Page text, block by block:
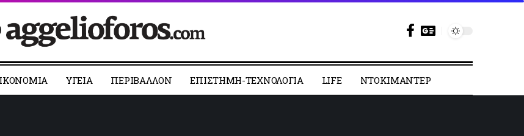
YΓΕΙΑ ΠΕΡΙΒΑΛΛΟΝ ΕΠΙΣΤΗΜΗ-ΤΕΧΝΟΛΟΓΙΑ LIFE ΝΤΟΚΙΜΑΝΤΕΡ